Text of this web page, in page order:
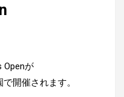
Openが
開催されます。